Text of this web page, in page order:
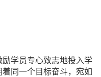
学员专心致志地投入学
同一个目标奋斗，宛如